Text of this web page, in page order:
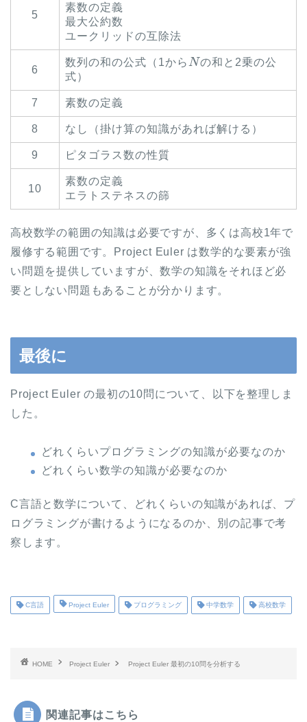
5
素数の定義
最大公約数
ユークリッドの互除法
6
数列の和の公式（1から
N
の和と2乗の公
式）
7 素数の定義
8 なし（掛け算の知識があれば解ける）
9 ピタゴラス数の性質
10
素数の定義
エラトステネスの篩
高校数学の範囲の知識は必要ですが、多くは高校1年で
履修する範囲です。Project Euler は数学的な要素が強
い問題を提供していますが、数学の知識をそれほど必
要としない問題もあることが分かります。
最後に
Project Euler の最初の10問について、以下を整理しま
した。
どれくらいプログラミングの知識が必要なのか
どれくらい数学の知識が必要なのか
C言語と数学について、どれくらいの知識があれば、プ
ログラミングが書けるようになるのか、別の記事で考
察します。
C言語 Project Euler プログラミング 中学数学 高校数学
HOME Project Euler Project Euler 最初の10問を分析する
関連記事はこちら